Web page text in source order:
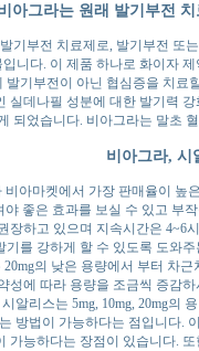
아그라는 원래 발기부전
기부전 치료제로, 발기부전 또
니다. 이 제품 하나로 화이자
발기부전이 아닌 협심증을 치
실데나필 성분에 대한 발기력
되었습니다. 비아그라는 말초
비아그라, 시
아마켓에서 가장 판매율이
좋은 효과를 보실 수 있고 부
장하고 있으며 지속시간은
를 강하게 할 수 있도록 도와
의 낮은 용량에서 부터 차
성에 따라 용량을 조금씩 증감
알리스는 5mg, 10mg, 20mg의
방법이 가능하다는 점입니다.
가능하다는 장점이 있습니다.